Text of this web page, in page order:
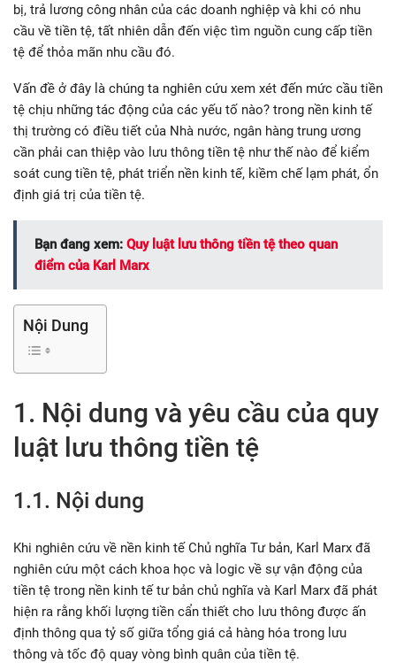
bị, trả lương công nhân của các doanh nghiệp và khi có nhu
cầu về tiền tệ, tất nhiên dẫn đến việc tìm nguồn cung cấp tiền
tệ để thỏa mãn nhu cầu đó.
Vấn đề ở đây là chúng ta nghiên cứu xem xét đến mức cầu tiền
tệ chịu những tác động của các yếu tố nào? trong nền kinh tế
thị trường có điều tiết của Nhà nước, ngân hàng trung ương
cần phải can thiệp vào lưu thông tiền tệ như thế nào để kiểm
soát cung tiền tệ, phát triển nền kinh tế, kiềm chế lạm phát, ổn
định giá trị của tiền tệ.
Bạn đang xem: Quy luật lưu thông tiền tệ theo quan
điểm của Karl Marx
Nội Dung
1. Nội dung và yêu cầu của quy
luật lưu thông tiền tệ
1.1. Nội dung
Khi nghiên cứu về nền kinh tế Chủ nghĩa Tư bản, Karl Marx đã
nghiên cứu một cách khoa học và logic về sự vận động của
tiền tệ trong nền kinh tế tư bản chủ nghĩa và Karl Marx đã phát
hiện ra rằng khối lượng tiền cẩn thiết cho lưu thông được ấn
định thông qua tỷ số giữa tổng giá cả hàng hóa trong lưu
thông và tốc độ quay vòng bình quân của tiền tệ.